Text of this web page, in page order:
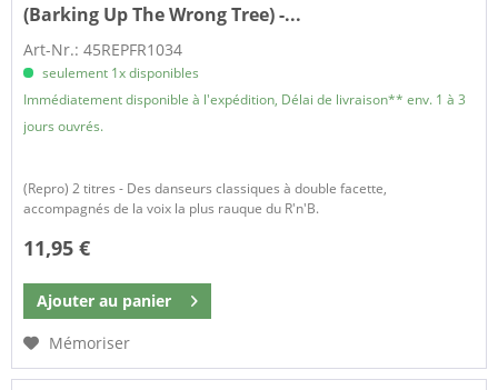
(Barking Up The Wrong Tree) -...
Art-Nr.: 45REPFR1034
seulement 1x disponibles
Immédiatement disponible à l'expédition, Délai de livraison** env. 1 à 3
jours ouvrés.
(Repro) 2 titres - Des danseurs classiques à double facette,
accompagnés de la voix la plus rauque du R'n'B.
11,95 €
Ajouter au panier
Mémoriser